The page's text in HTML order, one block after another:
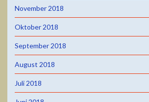
November 2018
Oktober 2018
September 2018
August 2018
Juli 2018